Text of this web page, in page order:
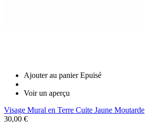
Ajouter au panier Epuisé
Voir un aperçu
Visage Mural en Terre Cuite Jaune Moutarde
30,00 €